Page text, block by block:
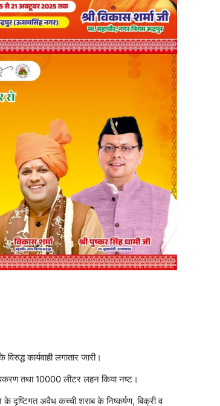
कार्यवाही लगातार जारी।
तथा 10000 लीटर लहन किया नष्ट।
दृष्टिगत अवैध कच्ची शराब के निष्कर्षण, बिक्री व